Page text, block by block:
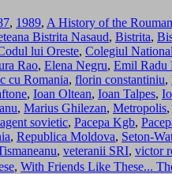
, 1989, A History of the
Bistrita Nasaud, Bistrita,
lui Oreste, Colegiul
Rao, Elena Negru, Emil Radu
cu Romania, florin constantiniu,
, Ioan Oltean, Ioan Talpes,
, Marius Ghilezan, Metropolis,
sovietic, Pacepa Kgb,
, Republica Moldova, Seton-
, veteranii SRI, victor
, With Friends Like These...